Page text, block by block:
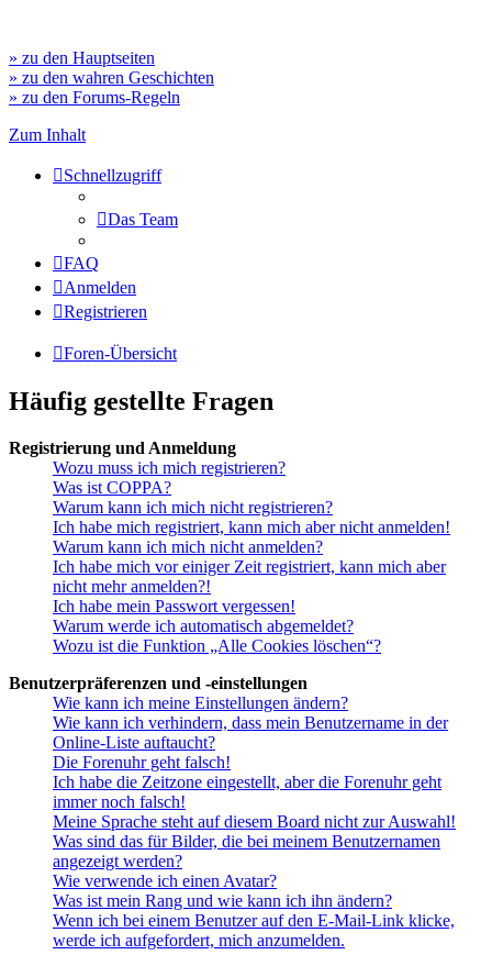
» zu den Hauptseiten
» zu den wahren Geschichten
» zu den Forums-Regeln
Zum Inhalt
Schnellzugriff
Das Team
FAQ
Anmelden
Registrieren
Foren-Übersicht
Häufig gestellte Fragen
Registrierung und Anmeldung
Wozu muss ich mich registrieren?
Was ist COPPA?
Warum kann ich mich nicht registrieren?
Ich habe mich registriert, kann mich aber nicht anmelden!
Warum kann ich mich nicht anmelden?
Ich habe mich vor einiger Zeit registriert, kann mich aber
nicht mehr anmelden?!
Ich habe mein Passwort vergessen!
Warum werde ich automatisch abgemeldet?
Wozu ist die Funktion „Alle Cookies löschen“?
Benutzerpräferenzen und -einstellungen
Wie kann ich meine Einstellungen ändern?
Wie kann ich verhindern, dass mein Benutzername in der
Online-Liste auftaucht?
Die Forenuhr geht falsch!
Ich habe die Zeitzone eingestellt, aber die Forenuhr geht
immer noch falsch!
Meine Sprache steht auf diesem Board nicht zur Auswahl!
Was sind das für Bilder, die bei meinem Benutzernamen
angezeigt werden?
Wie verwende ich einen Avatar?
Was ist mein Rang und wie kann ich ihn ändern?
Wenn ich bei einem Benutzer auf den E-Mail-Link klicke,
werde ich aufgefordert, mich anzumelden.